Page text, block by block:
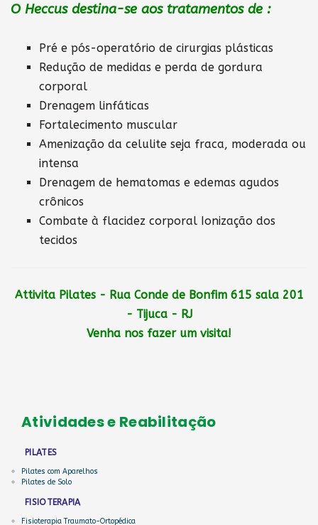
O Heccus destina-se aos tratamentos de :
Pré e pós-operatório de cirurgias plásticas
Redução de medidas e perda de gordura
corporal
Drenagem linfáticas
Fortalecimento muscular
Amenização da celulite seja fraca, moderada ou
intensa
Drenagem de hematomas e edemas agudos
crônicos
Combate à flacidez corporal Ionização dos
tecidos
Attivita Pilates - Rua Conde de Bonfim 615 sala 201
- Tijuca - RJ
Venha nos fazer um visita!
Atividades e Reabilitação
PILATES
Pilates com Aparelhos
Pilates de Solo
FISIOTERAPIA
Fisioterapia Traumato-Ortopédica